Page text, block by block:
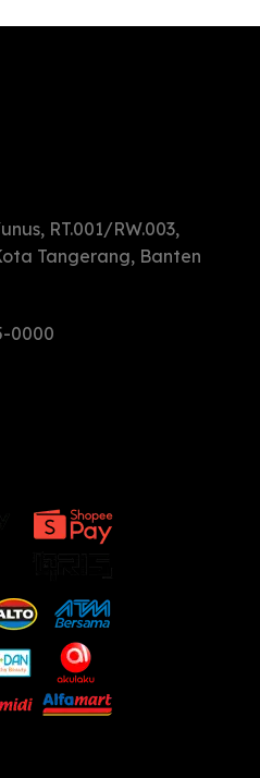
RT.001/RW.003,
Tangerang, Banten
0000